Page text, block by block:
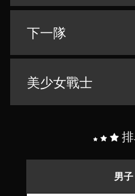
下一隊
美少女戰士
男子